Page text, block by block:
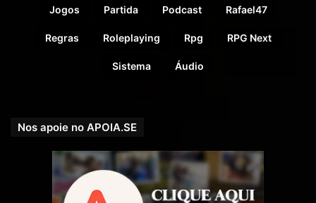
Jogos Partida Podcast Rafael47
Regras Roleplaying Rpg RPG Next
Sistema Áudio
Nos apoie no APOIA.SE